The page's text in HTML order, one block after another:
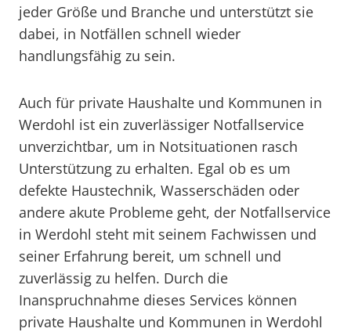
jeder Größe und Branche und unterstützt sie
dabei, in Notfällen schnell wieder
handlungsfähig zu sein.
Auch für private Haushalte und Kommunen in
Werdohl ist ein zuverlässiger Notfallservice
unverzichtbar, um in Notsituationen rasch
Unterstützung zu erhalten. Egal ob es um
defekte Haustechnik, Wasserschäden oder
andere akute Probleme geht, der Notfallservice
in Werdohl steht mit seinem Fachwissen und
seiner Erfahrung bereit, um schnell und
zuverlässig zu helfen. Durch die
Inanspruchnahme dieses Services können
private Haushalte und Kommunen in Werdohl